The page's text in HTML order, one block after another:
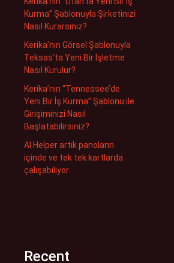
Kurma” Şablonuyla Şirketinizi
Nasıl Kurarsınız?
Kerika’nın Görsel Şablonuyla
Teksas’ta Yeni Bir İşletme
Nasıl Kurulur?
Kerika’nın “Tennessee’de
Yeni Bir İş Kurma” Şablonu ile
Girişiminizi Nasıl
Başlatabilirsiniz?
AI Helper artık panoların
içinde ve tek tek kartlarda
çalışabiliyor
Recent